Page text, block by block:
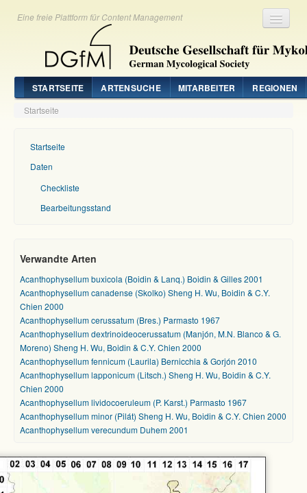
Eine freie Plattform für Content Management
STARTSEITE ARTENSUCHE MITARBEITER REGIONEN
Startseite
Startseite
Daten
Checkliste
Bearbeitungsstand
Verwandte Arten
Acanthophysellum buxicola (Boidin & Lanq.) Boidin & Gilles 2001
Acanthophysellum canadense (Skolko) Sheng H. Wu, Boidin & C.Y.
Chien 2000
Acanthophysellum cerussatum (Bres.) Parmasto 1967
Acanthophysellum dextrinoideocerussatum (Manjón, M.N. Blanco & G.
Moreno) Sheng H. Wu, Boidin & C.Y. Chien 2000
Acanthophysellum fennicum (Laurila) Bernicchia & Gorjón 2010
Acanthophysellum lapponicum (Litsch.) Sheng H. Wu, Boidin & C.Y.
Chien 2000
Acanthophysellum lividocoeruleum (P. Karst.) Parmasto 1967
Acanthophysellum minor (Pilát) Sheng H. Wu, Boidin & C.Y. Chien 2000
Acanthophysellum verecundum Duhem 2001